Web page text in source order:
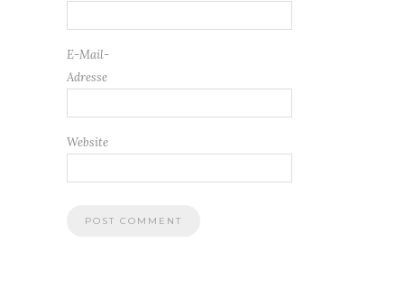
E-Mail-
Adresse
Website